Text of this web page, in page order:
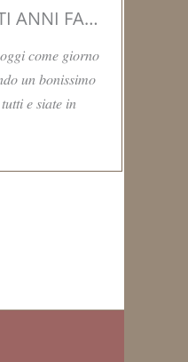
ANNI FA…
𝑐𝑜𝑚𝑒 𝑔𝑖𝑜𝑟𝑛𝑜
𝑢𝑛 𝑏𝑜𝑛𝑖𝑠𝑠𝑖𝑚𝑜
𝑒 𝑠𝑖𝑎𝑡𝑒 𝑖𝑛